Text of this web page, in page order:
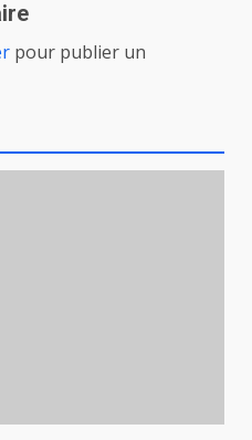
pour publier un